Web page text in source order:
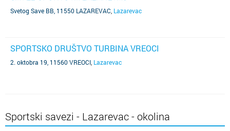
Svetog Save BB, 11550 LAZAREVAC Lazarevac
SPORTSKO DRUŠTVO TURBINA VREOCI
2. oktobra 19, 11560 VREOCI Lazarevac
Sportski savezi - Lazarevac - okolina